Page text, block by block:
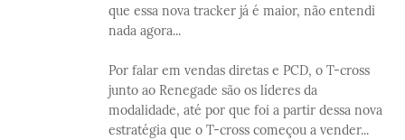
que essa nova tracker já é maior, não entendi
nada agora...
Por falar em vendas diretas e PCD, o T-cross
junto ao Renegade são os líderes da
modalidade, até por que foi a partir dessa nova
estratégia que o T-cross começou a vender...